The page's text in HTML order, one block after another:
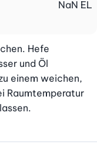
NaN EL
Hefe
und Öl
einem weichen,
Raumtemperatur